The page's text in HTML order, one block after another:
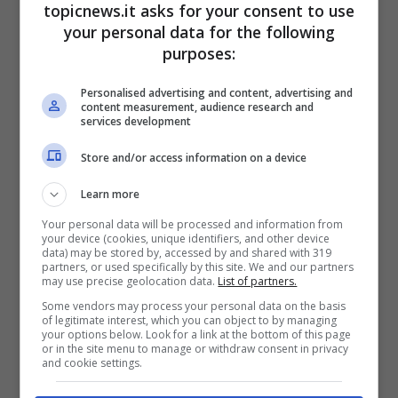
L’ex dama di Uomini e
Filippi
topicnews.it asks for your consent to use
your personal data for the following
purposes:
Personalised advertising and content, advertising and
content measurement, audience research and
services development
Store and/or access information on a device
Learn more
Your personal data will be processed and information from
your device (cookies, unique identifiers, and other device
data) may be stored by, accessed by and shared with 319
partners, or used specifically by this site. We and our partners
may use precise geolocation data. List of partners.
Some vendors may process your personal data on the basis
of legitimate interest, which you can object to by managing
your options below. Look for a link at the bottom of this page
or in the site menu to manage or withdraw consent in privacy
and cookie settings.